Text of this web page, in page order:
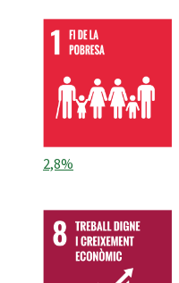
2,8%